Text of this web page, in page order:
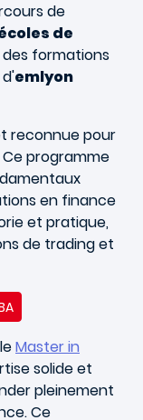
de
de
formations
emlyon
reconnue pour
programme
en finance
et pratique,
de trading et
Master in
solide et
pleinement
Ce